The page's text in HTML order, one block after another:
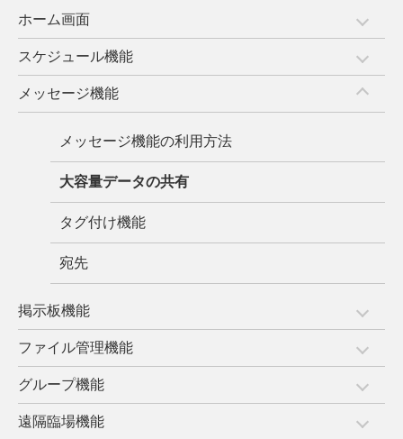
ホーム画面
スケジュール機能
メッセージ機能
メッセージ機能の利用方法
大容量データの共有
タグ付け機能
宛先
掲示板機能
ファイル管理機能
グループ機能
遠隔臨場機能